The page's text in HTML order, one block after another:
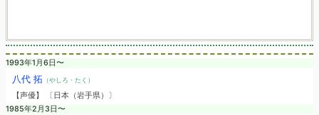
1993年1月6日〜
八代 拓 （やしろ・たく）
【声優】 〔日本（岩手県）〕
1985年2月3日〜